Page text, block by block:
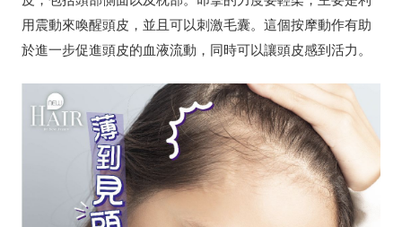
用震動來喚醒頭皮，並且可以刺激毛囊。這個按摩動作有助
於進一步促進頭皮的血液流動，同時可以讓頭皮感到活力。